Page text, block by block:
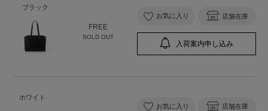
ブラック
FREE
SOLD OUT
お気に入り 店舗在庫
入荷案内申し込み
ホワイト
お気に入り 店舗在庫